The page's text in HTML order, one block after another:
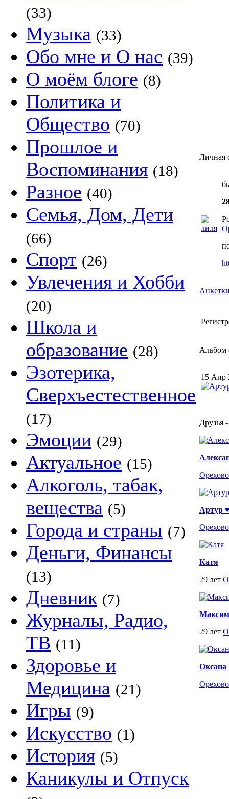
(33)
Музыка (33)
Обо мне и О нас (39)
О моём блоге (8)
Политика и
Общество (70)
Прошлое и
Воспоминания (18)
Разное (40)
Семья, Дом, Дети
(66)
Спорт (26)
Увлечения и Хобби
(20)
Школа и
образование (28)
Эзотерика,
Сверхъестественное
(17)
Эмоции (29)
Актуальное (15)
Алкоголь, табак,
вещества (5)
Города и страны (7)
Деньги, Финансы
(13)
Дневник (7)
Журналы, Радио,
ТВ (11)
Здоровье и
Медицина (21)
Игры (9)
Искусство (1)
История (5)
Каникулы и Отпуск
Личная
Альбом
15 Апр
Друзья
Артур
Катя
29 лет
Максим
29 лет
Оксана